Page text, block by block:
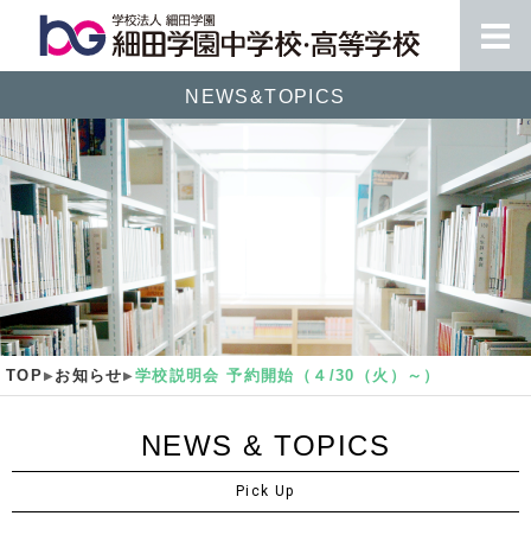
NEWS&TOPICS
TOP お知らせ 学校説明会 予約開始（４/30（火）～）
NEWS & TOPICS
Pick Up